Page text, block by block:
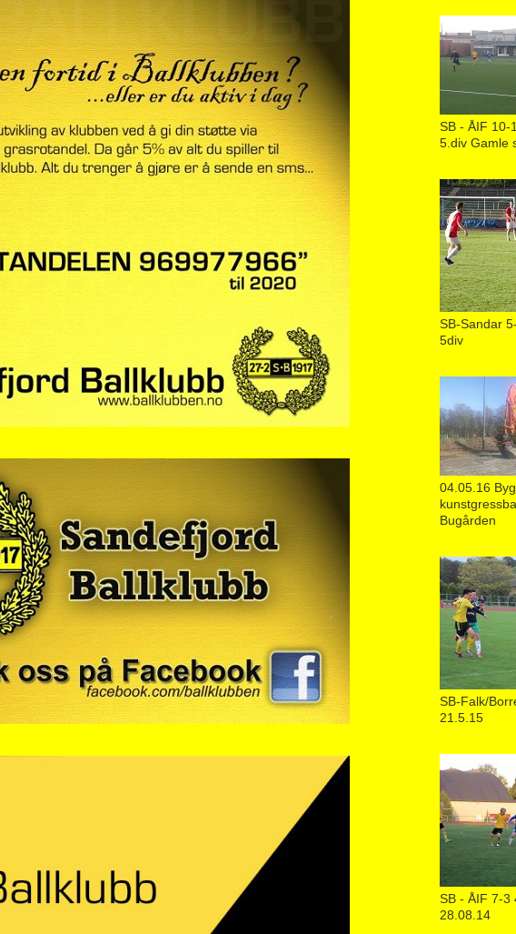
SB - ÅIF 10-
5.div Gamle
SB-Sandar
5div
04.05.16
Bugården
SB-Falk/
21.5.15
SB - ÅIF 7-3
28.08.14